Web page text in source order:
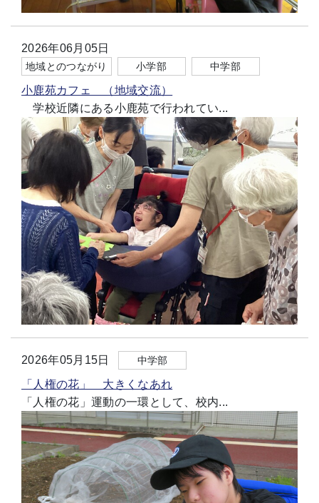
2026年06月05日
地域とのつながり 小学部 中学部
小鹿苑カフェ （地域交流）
学校近隣にある小鹿苑で行われてい...
2026年05月15日 中学部
「人権の花」 大きくなあれ
「人権の花」運動の一環として、校内...